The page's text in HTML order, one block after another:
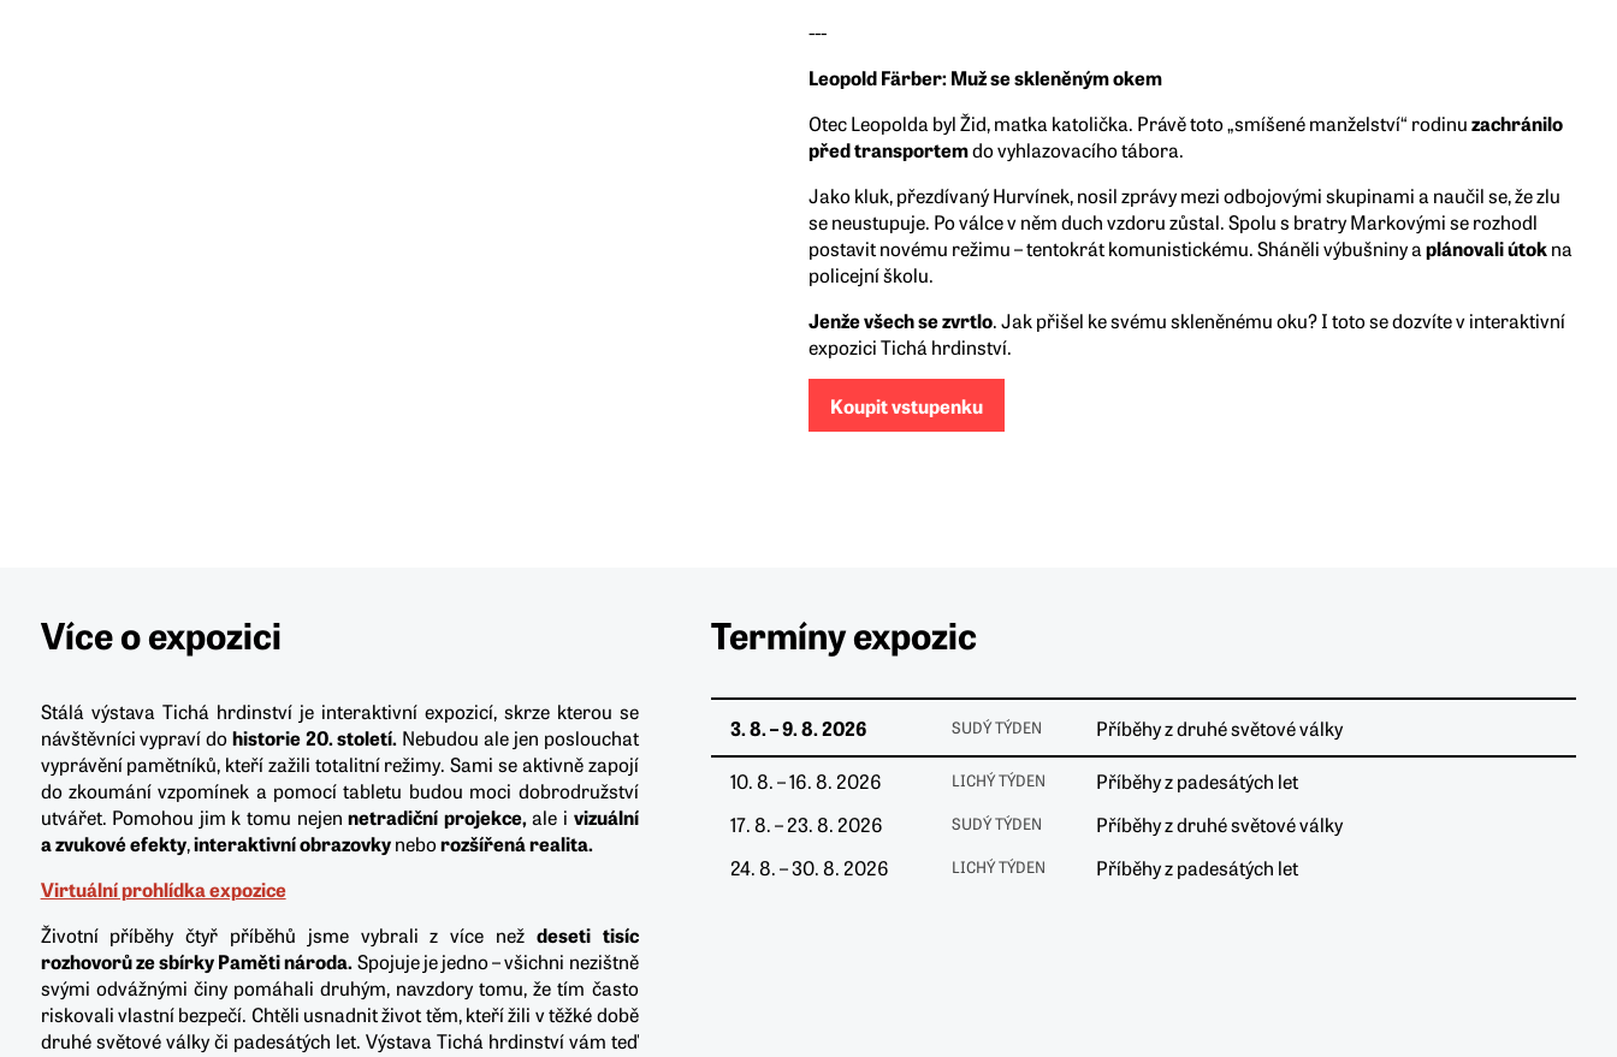
---
Leopold Färber: Muž se skleněným okem
Otec Leopolda byl Žid, matka katolička. Právě toto „smíšené manželství“ rodinuzachránilo
před transportemdo vyhlazovacího tábora.
Jako kluk, přezdívaný Hurvínek, nosil zprávy mezi odbojovými skupinami a naučil se, že zlu
se neustupuje. Po válce v něm duch vzdoru zůstal. Spolu s bratry Markovými se rozhodl
postavit novému režimu – tentokrát komunistickému. Sháněli výbušniny aplánovali útokna
policejní školu.
Jenže všech se zvrtlo. Jak přišel ke svému skleněnému oku? I toto se dozvíte v interaktivní
expozici Tichá hrdinství.
Koupit vstupenku
Více o expozici
Stálá výstava Tichá hrdinství je interaktivní expozicí, skrze kterou se
návštěvníci vypraví dohistorie 20. století. Nebudou ale jen poslouchat
vyprávění pamětníků, kteří zažili totalitní režimy. Sami se aktivně zapojí
do zkoumání vzpomínek a pomocí tabletu budou moci dobrodružství
utvářet. Pomohou jim k tomu nejen netradiční projekce,ale i vizuální
a zvukové efekty,interaktivní obrazovkyneborozšířená realita.
Virtuální prohlídka expozice
Životní příběhy čtyř příběhů jsme vybrali z více než deseti tisíc
rozhovorů ze sbírky Paměti národa.Spojuje je jedno – všichni nezištně
svými odvážnými činy pomáhali druhým, navzdory tomu, že tím často
riskovali vlastní bezpečí. Chtěli usnadnit život těm, kteří žili v těžké době
druhé světové války či padesátých let. Výstava Tichá hrdinství vám teď
Termíny expozic
3. 8. – 9. 8. 2026 SUDÝ TÝDEN
Příběhy z druhé světové války
10. 8. – 16. 8. 2026
LICHÝ TÝDEN
Příběhy z padesátých let
17. 8. – 23. 8. 2026
SUDÝ TÝDEN
Příběhy z druhé světové války
24. 8. – 30. 8. 2026
LICHÝ TÝDEN Příběhy z padesátých let